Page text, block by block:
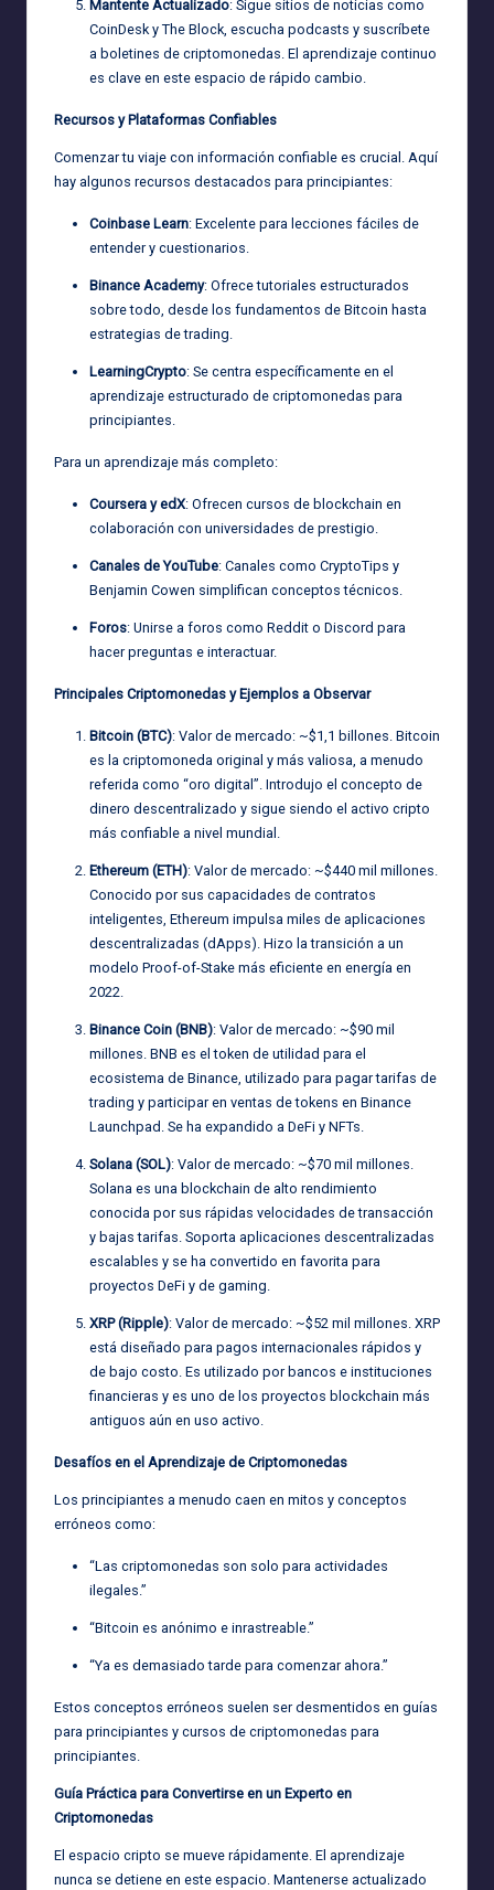
Mantente Actualizado: Sigue sitios de noticias como
CoinDesk y The Block, escucha podcasts y suscríbete
a boletines de criptomonedas. El aprendizaje continuo
es clave en este espacio de rápido cambio.
Recursos y Plataformas Confiables
Comenzar tu viaje con información confiable es crucial. Aquí
hay algunos recursos destacados para principiantes:
Coinbase Learn: Excelente para lecciones fáciles de
entender y cuestionarios.
Binance Academy: Ofrece tutoriales estructurados
sobre todo, desde los fundamentos de Bitcoin hasta
estrategias de trading.
LearningCrypto: Se centra específicamente en el
aprendizaje estructurado de criptomonedas para
principiantes.
Para un aprendizaje más completo:
Coursera y edX: Ofrecen cursos de blockchain en
colaboración con universidades de prestigio.
Canales de YouTube: Canales como CryptoTips y
Benjamin Cowen simplifican conceptos técnicos.
Foros: Unirse a foros como Reddit o Discord para
hacer preguntas e interactuar.
Principales Criptomonedas y Ejemplos a Observar
Bitcoin (BTC): Valor de mercado: ~$1,1 billones. Bitcoin
es la criptomoneda original y más valiosa, a menudo
referida como “oro digital”. Introdujo el concepto de
dinero descentralizado y sigue siendo el activo cripto
más confiable a nivel mundial.
Ethereum (ETH): Valor de mercado: ~$440 mil millones.
Conocido por sus capacidades de contratos
inteligentes, Ethereum impulsa miles de aplicaciones
descentralizadas (dApps). Hizo la transición a un
modelo Proof-of-Stake más eficiente en energía en
2022.
Binance Coin (BNB): Valor de mercado: ~$90 mil
millones. BNB es el token de utilidad para el
ecosistema de Binance, utilizado para pagar tarifas de
trading y participar en ventas de tokens en Binance
Launchpad. Se ha expandido a DeFi y NFTs.
Solana (SOL): Valor de mercado: ~$70 mil millones.
Solana es una blockchain de alto rendimiento
conocida por sus rápidas velocidades de transacción
y bajas tarifas. Soporta aplicaciones descentralizadas
escalables y se ha convertido en favorita para
proyectos DeFi y de gaming.
XRP (Ripple): Valor de mercado: ~$52 mil millones. XRP
está diseñado para pagos internacionales rápidos y
de bajo costo. Es utilizado por bancos e instituciones
financieras y es uno de los proyectos blockchain más
antiguos aún en uso activo.
Desafíos en el Aprendizaje de Criptomonedas
Los principiantes a menudo caen en mitos y conceptos
erróneos como:
“Las criptomonedas son solo para actividades
ilegales.”
“Bitcoin es anónimo e inrastreable.”
“Ya es demasiado tarde para comenzar ahora.”
Estos conceptos erróneos suelen ser desmentidos en guías
para principiantes y cursos de criptomonedas para
principiantes.
Guía Práctica para Convertirse en un Experto en
Criptomonedas
El espacio cripto se mueve rápidamente. El aprendizaje
nunca se detiene en este espacio. Mantenerse actualizado